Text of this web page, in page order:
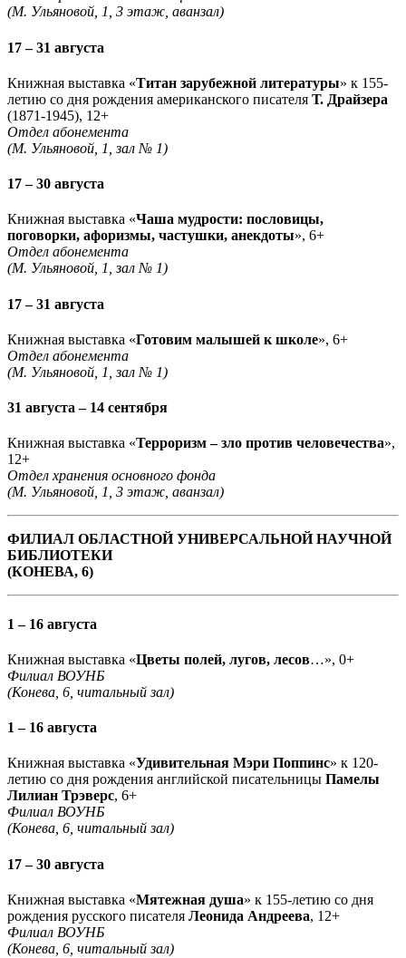
(М. Ульяновой, 1, 3 этаж, аванзал)
17 – 31 августа
Книжная выставка «Титан зарубежной литературы» к 155-
летию со дня рождения американского писателя Т. Драйзера
(1871-1945), 12+
Отдел абонемента
(М. Ульяновой, 1, зал № 1)
17 – 30 августа
Книжная выставка «Чаша мудрости: пословицы,
поговорки, афоризмы, частушки, анекдоты», 6+
Отдел абонемента
(М. Ульяновой, 1, зал № 1)
17 – 31 августа
Книжная выставка «Готовим малышей к школе», 6+
Отдел абонемента
(М. Ульяновой, 1, зал № 1)
31 августа – 14 сентября
Книжная выставка «Терроризм – зло против человечества»,
12+
Отдел хранения основного фонда
(М. Ульяновой, 1, 3 этаж, аванзал)
ФИЛИАЛ ОБЛАСТНОЙ УНИВЕРСАЛЬНОЙ НАУЧНОЙ
БИБЛИОТЕКИ
(КОНЕВА, 6)
1 – 16 августа
Книжная выставка «Цветы полей, лугов, лесов…», 0+
Филиал ВОУНБ
(Конева, 6, читальный зал)
1 – 16 августа
Книжная выставка «Удивительная Мэри Поппинс» к 120-
летию со дня рождения английской писательницы Памелы
Лилиан Трэверс, 6+
Филиал ВОУНБ
(Конева, 6, читальный зал)
17 – 30 августа
Книжная выставка «Мятежная душа» к 155-летию со дня
рождения русского писателя Леонида Андреева, 12+
Филиал ВОУНБ
(Конева, 6, читальный зал)